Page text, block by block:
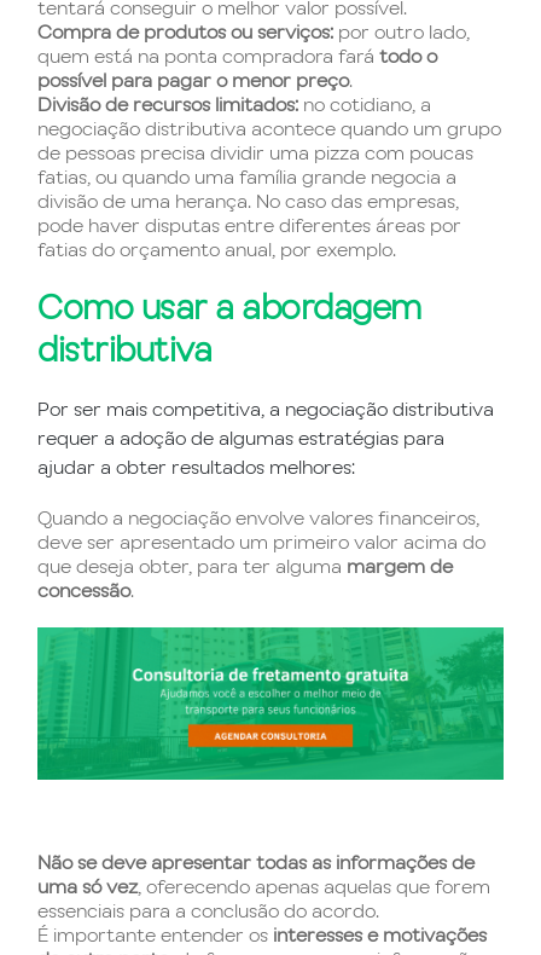
tentará conseguir o melhor valor possível.
Compra de produtos ou serviços: por outro lado,
quem está na ponta compradora fará todo o
possível para pagar o menor preço.
Divisão de recursos limitados: no cotidiano, a
negociação distributiva acontece quando um grupo
de pessoas precisa dividir uma pizza com poucas
fatias, ou quando uma família grande negocia a
divisão de uma herança. No caso das empresas,
pode haver disputas entre diferentes áreas por
fatias do orçamento anual, por exemplo.
Como usar a abordagem
distributiva
Por ser mais competitiva, a negociação distributiva
requer a adoção de algumas estratégias para
ajudar a obter resultados melhores:
Quando a negociação envolve valores financeiros,
deve ser apresentado um primeiro valor acima do
que deseja obter, para ter alguma margem de
concessão.
Não se deve apresentar todas as informações de
uma só vez, oferecendo apenas aquelas que forem
essenciais para a conclusão do acordo.
É importante entender os interesses e motivações